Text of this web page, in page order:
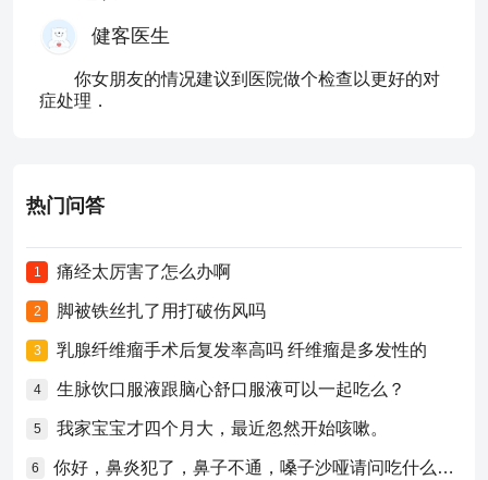
健客医生
你女朋友的情况建议到医院做个检查以更好的对
症处理．
热门问答
1 痛经太厉害了怎么办啊
2 脚被铁丝扎了用打破伤风吗
3 乳腺纤维瘤手术后复发率高吗 纤维瘤是多发性的
4 生脉饮口服液跟脑心舒口服液可以一起吃么？
5 我家宝宝才四个月大，最近忽然开始咳嗽。
6 你好，鼻炎犯了，鼻子不通，嗓子沙哑请问吃什么药比较好？